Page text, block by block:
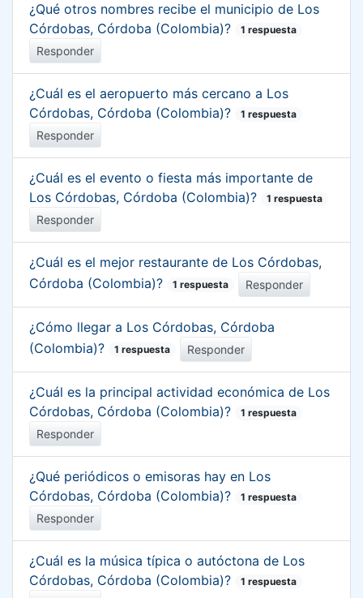
¿Qué otros nombres recibe el municipio de Los
Córdobas, Córdoba (Colombia)?
1 respuesta
Responder
¿Cuál es el aeropuerto más cercano a Los
Córdobas, Córdoba (Colombia)?
1 respuesta
Responder
¿Cuál es el evento o fiesta más importante de
Los Córdobas, Córdoba (Colombia)?
1 respuesta
Responder
¿Cuál es el mejor restaurante de Los Córdobas,
Córdoba (Colombia)?
1 respuesta Responder
¿Cómo llegar a Los Córdobas, Córdoba
(Colombia)?
1 respuesta Responder
¿Cuál es la principal actividad económica de Los
Córdobas, Córdoba (Colombia)?
1 respuesta
Responder
¿Qué periódicos o emisoras hay en Los
Córdobas, Córdoba (Colombia)?
1 respuesta
Responder
¿Cuál es la música típica o autóctona de Los
Córdobas, Córdoba (Colombia)?
1 respuesta